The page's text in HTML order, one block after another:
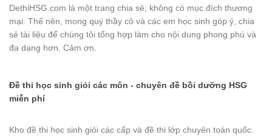
DethiHSG.com là một trang chia sẻ, không có mục đích thương
mại. Thế nên, mong quý thầy cô và các em học sinh góp ý, chia
sẻ tài liệu để chúng tôi tổng hợp làm cho nội dung phong phú và
đa dạng hơn. Cảm ơn.
Đề thi học sinh giỏi các môn - chuyên đề bồi dưỡng HSG
miễn phí
Kho đề thi học sinh giỏi các cấp và đề thi lớp chuyên toàn quốc.